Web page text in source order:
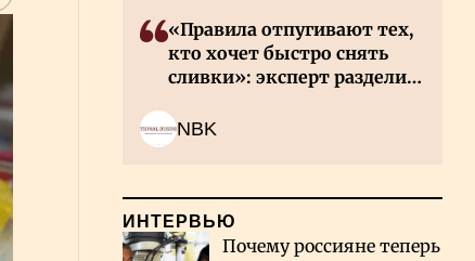
«Правила отпугивают тех,
кто хочет быстро снять
сливки»: эксперт разделил
NBK
ИНТЕРВЬЮ
Почему россияне теперь